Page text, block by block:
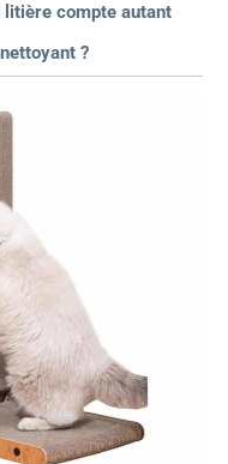
litière compte autant
?